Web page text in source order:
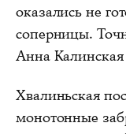
оказались не
соперницы.
Анна
Хвалиньская
монотонные